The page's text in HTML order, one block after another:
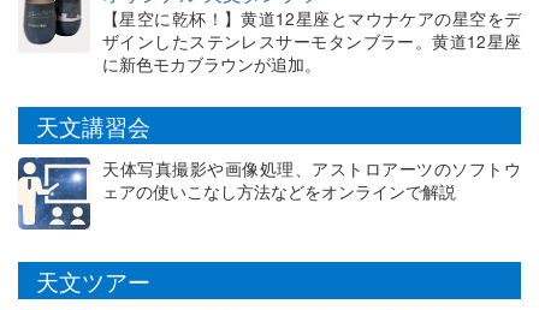
【星空に乾杯！】黄道12星座とマウナケアの星空をデ
ザインしたステンレスサーモタンブラー。黄道12星座
に新色モカブラウンが追加。
天文講習会
天体写真撮影や画像処理、アストロアーツのソフトウ
ェアの使いこなし方法などをオンラインで解説
天文ツアー